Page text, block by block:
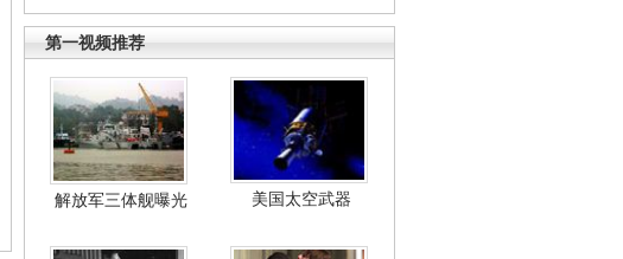
第一视频推荐
解放军三体舰曝光 美国太空武器